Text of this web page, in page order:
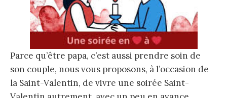
Parce qu’être papa, c’est aussi prendre soin de
son couple, nous vous proposons, à l’occasion de
la Saint-Valentin, de vivre une soirée Saint-